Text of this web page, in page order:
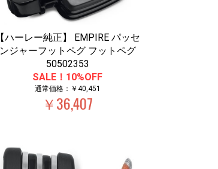
【ハーレー純正】 EMPIRE パッセ
ンジャーフットペグ フットペグ
50502353
SALE！10%OFF
通常価格：￥40,451
￥36,407